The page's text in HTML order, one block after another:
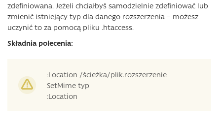
zdefiniowana. Jeżeli chciałbyś samodzielnie zdefiniować lub
zmienić istniejący typ dla danego rozszerzenia – możesz
uczynić to za pomocą pliku .htaccess.
Składnia polecenia:
:Location /ścieżka/plik.rozszerzenie
SetMime typ
:Location